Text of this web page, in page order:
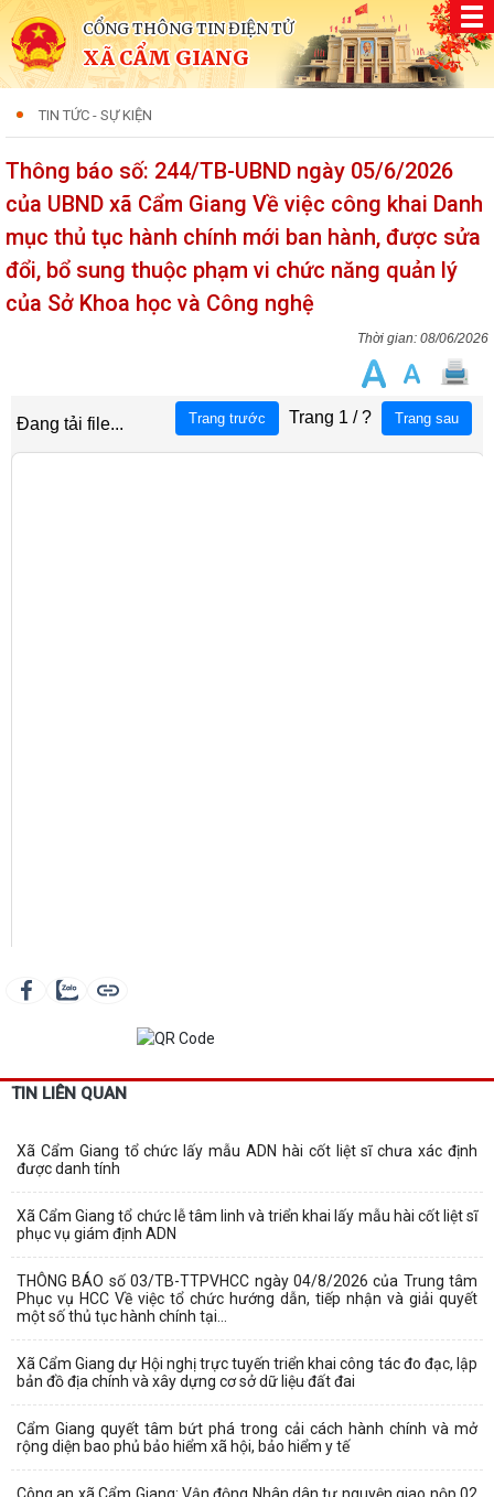
CỔNG THÔNG TIN ĐIỆN TỬ
XÃ CẨM GIANG
TIN TỨC - SỰ KIỆN
Thông báo số: 244/TB-UBND ngày 05/6/2026
của UBND xã Cẩm Giang Về việc công khai Danh
mục thủ tục hành chính mới ban hành, được sửa
đổi, bổ sung thuộc phạm vi chức năng quản lý
của Sở Khoa học và Công nghệ
08/06/2026
TIN LIÊN QUAN
Xã Cẩm Giang tổ chức lấy mẫu ADN hài cốt liệt sĩ chưa xác định
được danh tính
Xã Cẩm Giang tổ chức lễ tâm linh và triển khai lấy mẫu hài cốt liệt sĩ
phục vụ giám định ADN
THÔNG BÁO số 03/TB-TTPVHCC ngày 04/8/2026 của Trung tâm
Phục vụ HCC Về việc tổ chức hướng dẫn, tiếp nhận và giải quyết
một số thủ tục hành chính tại...
Xã Cẩm Giang dự Hội nghị trực tuyến triển khai công tác đo đạc, lập
bản đồ địa chính và xây dựng cơ sở dữ liệu đất đai
Cẩm Giang quyết tâm bứt phá trong cải cách hành chính và mở
rộng diện bao phủ bảo hiểm xã hội, bảo hiểm y tế
Công an xã Cẩm Giang: Vận động Nhân dân tự nguyện giao nộp 02